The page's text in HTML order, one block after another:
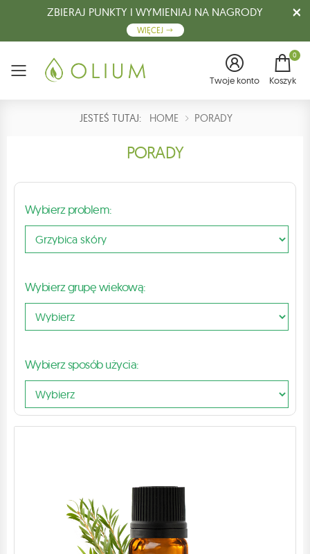
ZBIERAJ PUNKTY I WYMIENIAJ NA NAGRODY
WIĘCEJ
Menu Twoje konto
0
Koszyk
JESTEŚ TUTAJ: HOME PORADY
PORADY
Wybierz problem:
Wybierz grupę wiekową:
Wybierz sposób użycia: